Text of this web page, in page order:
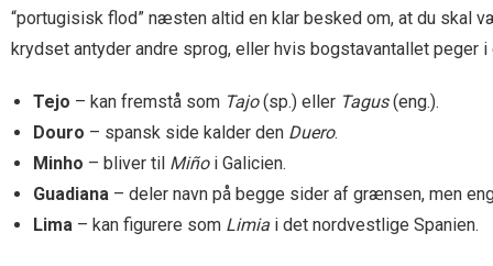
“portugisisk flod” næsten altid en klar besked om, at du skal
krydset antyder andre sprog, eller hvis bogstavantallet peger
Tejo – kan fremstå som Tajo(sp.) eller Tagus(eng.).
Douro – spansk side kalder den Duero.
Minho – bliver til Miñoi Galicien.
Guadiana – deler navn på begge sider af grænsen, men
Lima – kan figurere som Limia i det nordvestlige Spanien.